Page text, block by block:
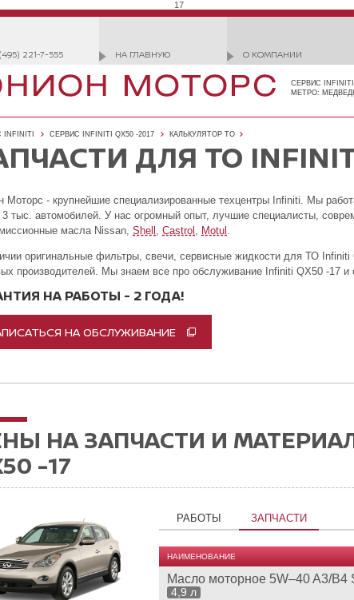
17
221-7-555 НА ГЛАВНУЮ О КОМПАНИИ
СЕРВИС
МЕТРО:
СЕРВИС INFINITI QX50 -2017 КАЛЬКУЛЯТОР ТО
ДЛЯ ТО
Моторс - крупнейшие специализированные техцентры Infiniti. Мы
3 тыс. автомобилей. У нас огромный опыт, лучшие специалисты,
масла Nissan, Shell , Castrol , Motul .
оригинальные фильтры, свечи, сервисные жидкости для ТО Infiniti
производителей. Мы знаем все про обслуживание Infiniti QX50 -17 и
НА РАБОТЫ - 2 ГОДА!
НА ОБСЛУЖИВАНИЕ
НА ЗАПЧАСТИ И
-17
РАБОТЫ ЗАПЧАСТИ
НАИМЕНОВАНИЕ
Масло моторное 5W–40 A3/B4
4,9 л